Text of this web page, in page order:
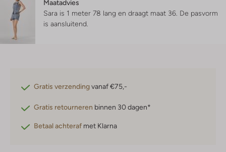
Maatadvies
Sara is 1 meter 78 lang en draagt maat 36. De pasvorm
is aansluitend
Gratis verzendingvanaf €75,-
Gratis retourneren binnen 30 dagen*
Betaal achteraf met Klarna